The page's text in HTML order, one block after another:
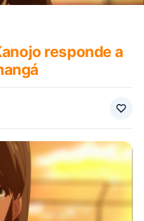
responde a